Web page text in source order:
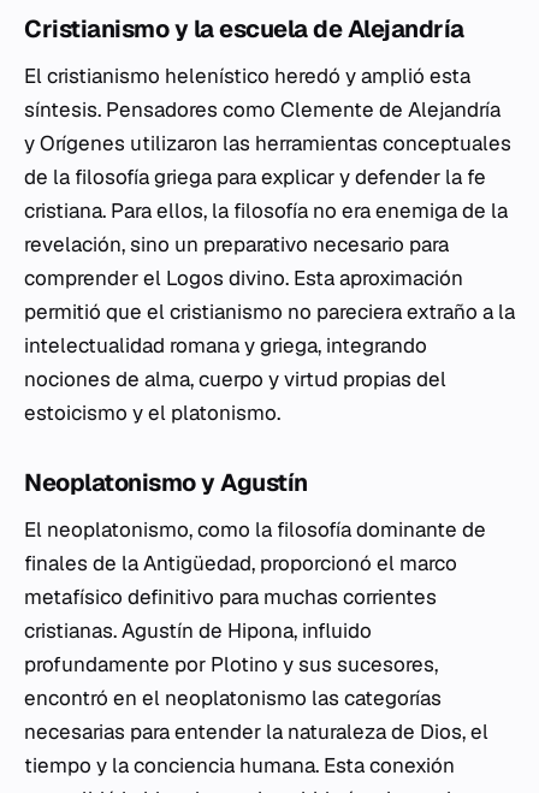
Cristianismo y la escuela de Alejandría
El cristianismo helenístico heredó y amplió esta
síntesis. Pensadores como Clemente de Alejandría
y Orígenes utilizaron las herramientas conceptuales
de la filosofía griega para explicar y defender la fe
cristiana. Para ellos, la filosofía no era enemiga de la
revelación, sino un preparativo necesario para
comprender el Logos divino. Esta aproximación
permitió que el cristianismo no pareciera extraño a la
intelectualidad romana y griega, integrando
nociones de alma, cuerpo y virtud propias del
estoicismo y el platonismo.
Neoplatonismo y Agustín
El neoplatonismo, como la filosofía dominante de
finales de la Antigüedad, proporcionó el marco
metafísico definitivo para muchas corrientes
cristianas. Agustín de Hipona, influido
profundamente por Plotino y sus sucesores,
encontró en el neoplatonismo las categorías
necesarias para entender la naturaleza de Dios, el
tiempo y la conciencia humana. Esta conexión